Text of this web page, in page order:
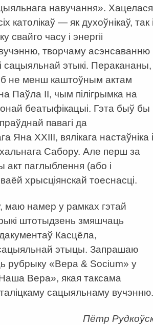
навучання». Хацелася
католікаў — як духоўнікаў, так
свайго часу і энергіі
творчаму асэнсаванню
сацыяльнай этыкі. Перакананы,
не менш каштоўным актам
Паўла ІІ, чым пілігрымка на
беатыфікацыі. Гэта быў бы
павагі да
Яна ХХІІІ, вялікага настаўніка і
Сабору. Але перш за
акт паглыблення (або і
хрысціянскай тоеснасці.
маю намер у рамках гэтай
штотыдзень змяшчаць
Касцёла,
этыцы. Запрашаю
рубрыку «Вера & Socium» у
Вера», якая таксама
сацыяльнаму вучэнню.
Пётр